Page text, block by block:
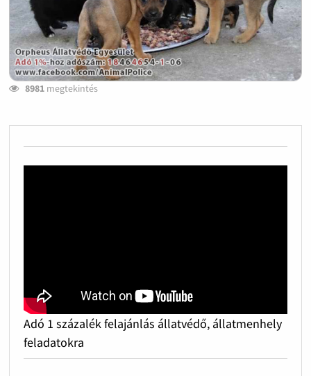
8981megtekintés
Adó 1 százalék felajánlás állatvédő, állatmenhely
feladatokra